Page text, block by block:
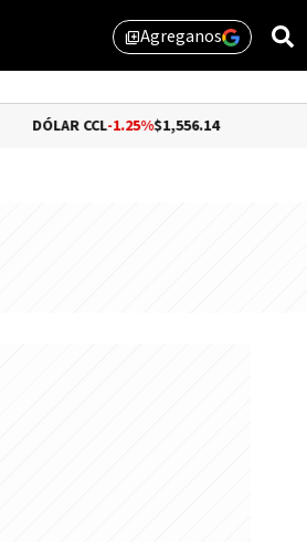
library_addAgreganos
CCL-1.25%$1,556.14